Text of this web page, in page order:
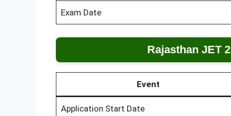
Exam Date
Rajasthan JET
Event
Application Start Date